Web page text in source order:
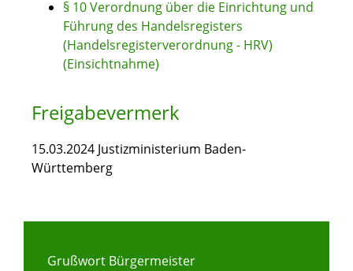
§ 10 Verordnung über die Einrichtung und
Führung des Handelsregisters
(Handelsregisterverordnung - HRV)
(Einsichtnahme)
Freigabevermerk
15.03.2024 Justizministerium Baden-
Württemberg
Grußwort Bürgermeister